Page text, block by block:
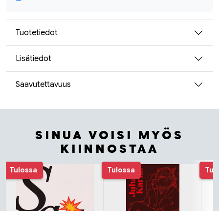
Tuotetiedot
Lisätiedot
Saavutettavuus
SINUA VOISI MYÖS
KIINNOSTAA
Tuoteluettelon alku
Tulossa Tulossa